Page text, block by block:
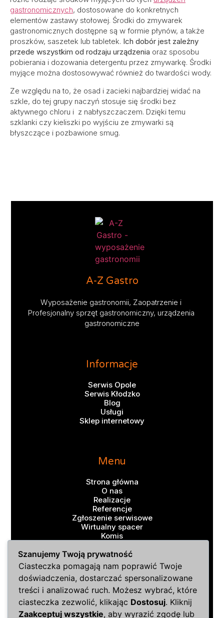
gastronomicznych, dostosowane do konkretnych
elementów zastawy stołowej. Środki do zmywarek
gastronomicznych dostępne są w formie płynów, a także
proszków, saszetek lub tabletek. Ich dobór jest zależny
przede wszystkim od rodzaju urządzenia oraz sposobu
pobierania i dozowania detergentu przez zmywarkę. Środki
myjące można dostosowywać również do twardości wody.
Ze względu na to, że osad i zacieki najbardziej widać na
szkle, do tej grupy naczyń stosuje się środki bez
aktywnego chloru i z nabłyszczaczem. Dzięki temu
szklanki czy kieliszki po wyjściu ze zmywarki są
błyszczące i pozbawione smug.
A-Z Gastro
Wyposażenie gastronomii, Zaopatrzenie i
Profesjonalny sprzęt gastronomiczny, urządzenia
gastronomiczne
Informacje
Serwis Opole
Serwis Kłodzko
Blog
Usługi
Sklep internetowy
Menu
Strona główna
O nas
Realizacje
Referencje
Zgłoszenie serwisowe
Wirtualny spacer
Komis
Sklep
Szybki kontakt
A-Z Gastro
Szanujemy Twoją prywatność
Ciasteczka pomagają nam poprawić Twoje
doświadczenia, dostarczać spersonalizowane
treści i analizować ruch. Możesz wybrać, które
ciasteczka zezwolić, klikając Dostosuj. Kliknij
Zaakceptuj wszystkie, aby wyrazić zgodę lub